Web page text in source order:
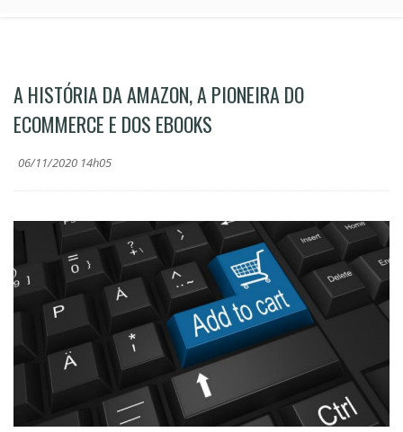
A HISTÓRIA DA AMAZON, A PIONEIRA DO
ECOMMERCE E DOS EBOOKS
06/11/2020 14h05